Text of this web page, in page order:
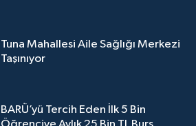
Tuna Mahallesi Aile Sağlığı Merkezi
Taşınıyor
BARÜ’yü Tercih Eden İlk 5 Bin